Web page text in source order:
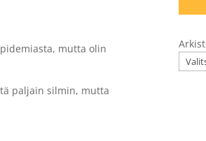
mutta olin
paljain silmin, mutta